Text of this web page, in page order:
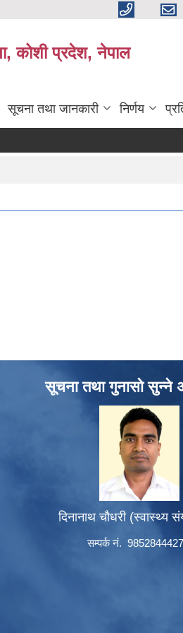
कोशी प्रदेश, नेपाल
सूचना तथा जानकारी निर्णय
सूचना तथा गुनासो सुन्ने
दिनानाथ चौधरी (स्वास्थ्य
सम्पर्क नं. 9852844427